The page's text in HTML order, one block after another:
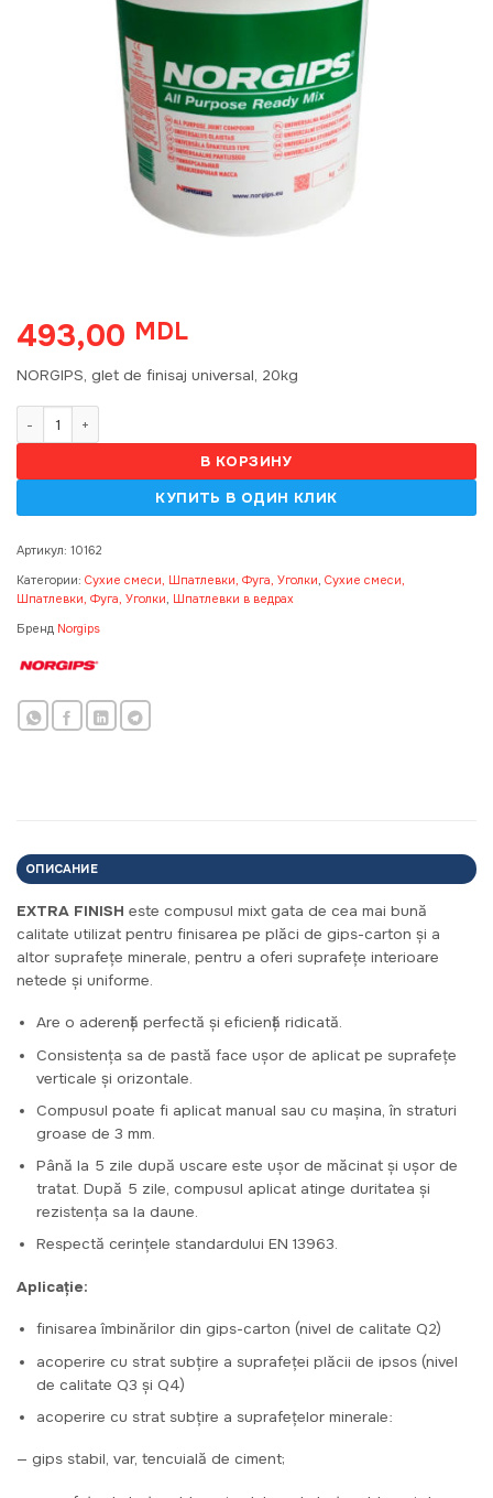
493,00 MDL
NORGIPS, glet de finisaj universal, 20kg
В КОРЗИНУ
Артикул: 10162
Категории: Сухие смеси, Шпатлевки, Фуга, Уголки, Сухие смеси,
Шпатлевки, Фуга, Уголки, Шпатлевки в ведрах
Бренд Norgips
ОПИСАНИЕ
EXTRA FINISH este compusul mixt gata de cea mai bună
calitate utilizat pentru finisarea pe plăci de gips-carton și a
altor suprafețe minerale, pentru a oferi suprafețe interioare
netede și uniforme.
Are o aderență perfectă și eficiență ridicată.
Consistența sa de pastă face ușor de aplicat pe suprafețe
verticale și orizontale.
Compusul poate fi aplicat manual sau cu mașina, în straturi
groase de 3 mm.
Până la 5 zile după uscare este ușor de măcinat și ușor de
tratat. După 5 zile, compusul aplicat atinge duritatea și
rezistența sa la daune.
Respectă cerințele standardului EN 13963.
Aplicație:
finisarea îmbinărilor din gips-carton (nivel de calitate Q2)
acoperire cu strat subțire a suprafeței plăcii de ipsos (nivel
de calitate Q3 și Q4)
acoperire cu strat subțire a suprafețelor minerale:
— gips stabil, var, tencuială de ciment;